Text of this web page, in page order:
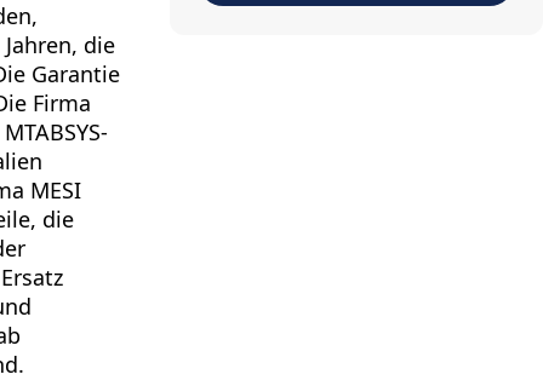
die
Garantie
Firma
MESI
die